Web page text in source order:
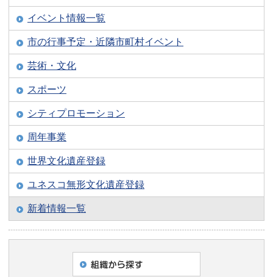
イベント情報一覧
市の行事予定・近隣市町村イベント
芸術・文化
スポーツ
シティプロモーション
周年事業
世界文化遺産登録
ユネスコ無形文化遺産登録
新着情報一覧